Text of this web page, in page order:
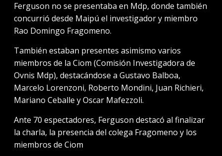
Ferguson no se presentaba en Mdp, donde también
concurrió desde Maipú el investigador y miembro
Rao Domingo Fragomeno.
También estaban presentes asimismo varios
miembros de la Ciom (Comisión Investigadora de
Ovnis Mdp), destacándose a Gustavo Balboa,
Marcelo Lorenzoni, Roberto Mondini, Juan Richieri,
Mariano Ceballe y Oscar Mafezzoli.
Ante 70 espectadores, Ferguson destacó al finalizar
la charla, la presencia del colega Fragomeno y los
miembros de Ciom